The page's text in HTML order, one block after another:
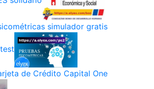
simulador gratis
de Crédito Capital One